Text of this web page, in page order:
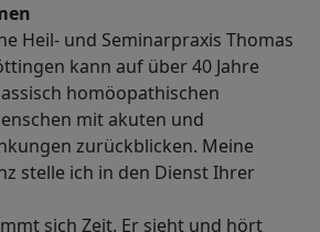
Heil- und Seminarpraxis Thomas
kann auf über 40 Jahre
homöopathischen
mit akuten und
zurückblicken. Meine
stelle ich in den Dienst Ihrer
sich Zeit. Er sieht und hört